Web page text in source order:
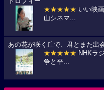
★★★★★ いい映
山シネマ...
あの花が咲く丘で、君とまた出
★★★★★ NHKラ
争と平...